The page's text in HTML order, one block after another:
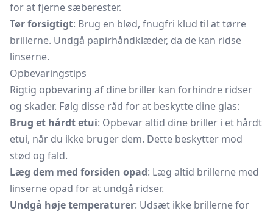
for at fjerne sæberester.
Tør forsigtigt: Brug en blød, fnugfri klud til at tørre
brillerne. Undgå papirhåndklæder, da de kan ridse
linserne.
Opbevaringstips
Rigtig opbevaring af dine briller kan forhindre ridser
og skader. Følg disse råd for at beskytte dine glas:
Brug et hårdt etui: Opbevar altid dine briller i et hårdt
etui, når du ikke bruger dem. Dette beskytter mod
stød og fald.
Læg dem med forsiden opad: Læg altid brillerne med
linserne opad for at undgå ridser.
Undgå høje temperaturer: Udsæt ikke brillerne for